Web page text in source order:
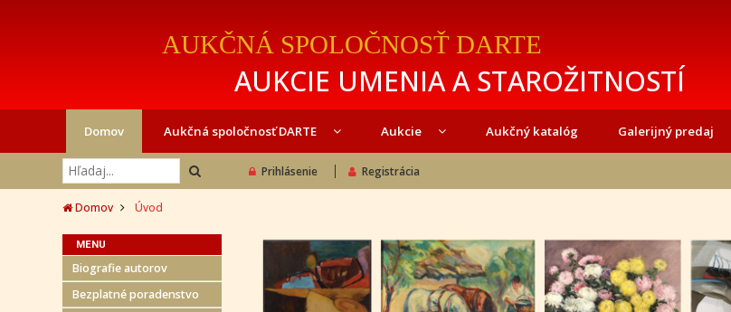
AUKČNÁ SPOLOČNOSŤ DARTE
AUKCIE UMENIA A STAROŽITNOSTÍ
Domov Aukčná spoločnosť DARTE Aukcie Aukčný katalóg Galerijný predaj
Prihlásenie Registrácia
Domov Úvod
MENU
Biografie autorov
Bezplatné poradenstvo